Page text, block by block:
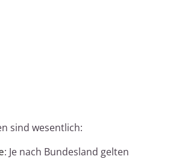
sind wesentlich:
: Je nach Bundesland gelten